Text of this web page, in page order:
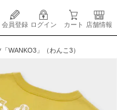
会員登録 ログイン カート 店舗情報
WANKO3」（わんこ3）